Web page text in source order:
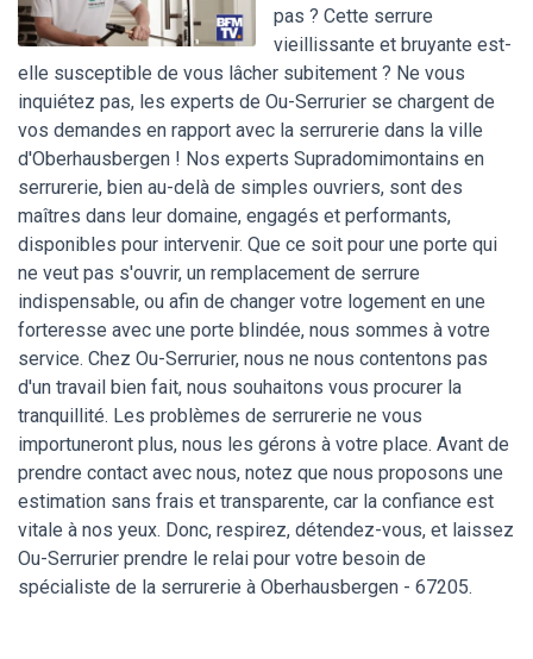
pas ? Cette serrure
vieillissante et bruyante est-
elle susceptible de vous lâcher subitement ? Ne vous
inquiétez pas, les experts de Ou-Serrurier se chargent de
vos demandes en rapport avec la serrurerie dans la ville
d'Oberhausbergen ! Nos experts Supradomimontains en
serrurerie, bien au-delà de simples ouvriers, sont des
maîtres dans leur domaine, engagés et performants,
disponibles pour intervenir. Que ce soit pour une porte qui
ne veut pas s'ouvrir, un remplacement de serrure
indispensable, ou afin de changer votre logement en une
forteresse avec une porte blindée, nous sommes à votre
service. Chez Ou-Serrurier, nous ne nous contentons pas
d'un travail bien fait, nous souhaitons vous procurer la
tranquillité. Les problèmes de serrurerie ne vous
importuneront plus, nous les gérons à votre place. Avant de
prendre contact avec nous, notez que nous proposons une
estimation sans frais et transparente, car la confiance est
vitale à nos yeux. Donc, respirez, détendez-vous, et laissez
Ou-Serrurier prendre le relai pour votre besoin de
spécialiste de la serrurerie à Oberhausbergen - 67205.